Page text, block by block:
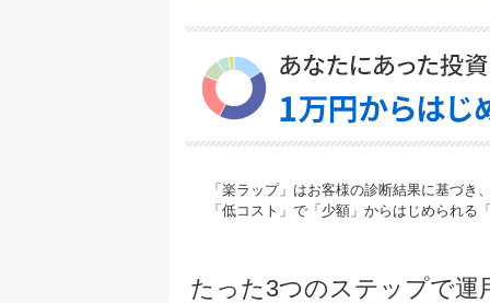
「楽ラップ」はお客様の診断結果に基づ
「低コスト」で「少額」からはじめられ
たった3つのステップで運